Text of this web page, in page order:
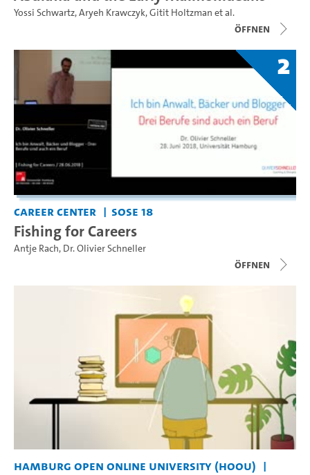
Yossi Schwartz,Aryeh Krawczyk,Gitit Holtzman et al.
Öffnen
2
Career Center SoSe 18
Fishing for Careers
Antje Rach, Dr. Olivier Schneller
Öffnen
Hamburg Open Online University (HOOU)